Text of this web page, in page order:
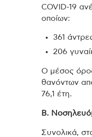
COVID-19
οποίων:
361
206
Ο μέσος
θανόντων
76,1 έτη.
Β.
Συνολικά,